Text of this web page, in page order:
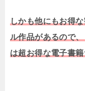
しかも他にもお得
ル作品があるので
は超お得な電子書